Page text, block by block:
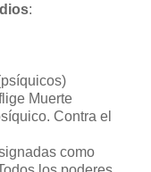
:
Muerte
Contra el
como